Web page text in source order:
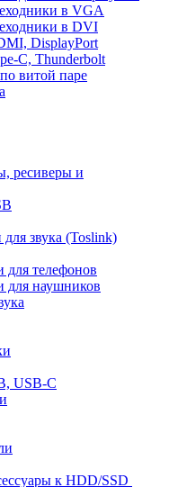
в VGA
в DVI
DisplayPort
C, Thunderbolt
витой паре
ресиверы и
звука (Toslink)
для телефонов
для наушников
USB-C
к HDD/SSD